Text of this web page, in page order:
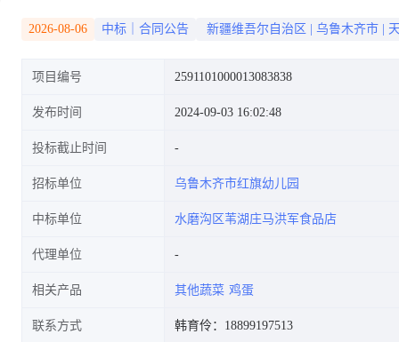
2026-08-06 中标｜合同公告 新疆维吾尔自治区 乌鲁木齐市
项目编号 2591101000013083838
发布时间 2024-09-03 16:02:48
投标截止时间
招标单位 乌鲁木齐市红旗幼儿园
中标单位 水磨沟区苇湖庄马洪军食品店
代理单位
相关产品 其他蔬菜 鸡蛋
联系方式 韩育伶：18899197513